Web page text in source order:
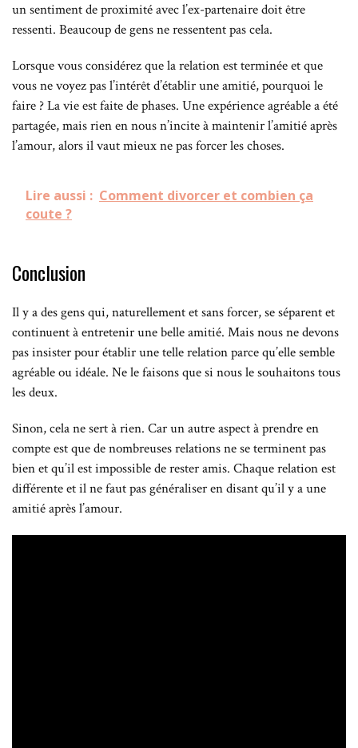
un sentiment de proximité avec l’ex-partenaire doit être
ressenti. Beaucoup de gens ne ressentent pas cela.
Lorsque vous considérez que la relation est terminée et que
vous ne voyez pas l’intérêt d’établir une amitié, pourquoi le
faire ? La vie est faite de phases. Une expérience agréable a été
partagée, mais rien en nous n’incite à maintenir l’amitié après
l’amour, alors il vaut mieux ne pas forcer les choses.
Lire aussi : Comment divorcer et combien ça
coute ?
Conclusion
Il y a des gens qui, naturellement et sans forcer, se séparent et
continuent à entretenir une belle amitié. Mais nous ne devons
pas insister pour établir une telle relation parce qu’elle semble
agréable ou idéale. Ne le faisons que si nous le souhaitons tous
les deux.
Sinon, cela ne sert à rien. Car un autre aspect à prendre en
compte est que de nombreuses relations ne se terminent pas
bien et qu’il est impossible de rester amis. Chaque relation est
différente et il ne faut pas généraliser en disant qu’il y a une
amitié après l’amour.